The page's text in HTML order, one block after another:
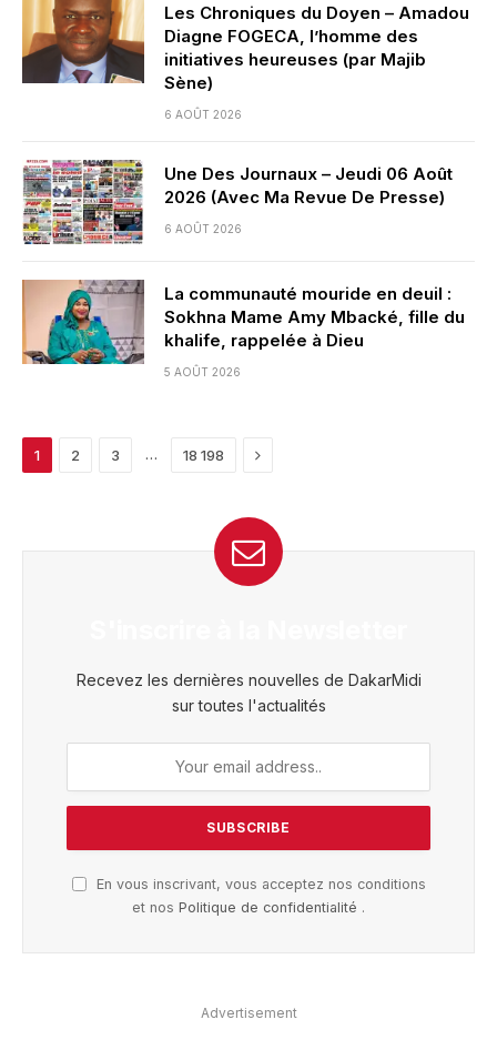
Les Chroniques du Doyen – Amadou
Diagne FOGECA, l’homme des
initiatives heureuses (par Majib
Sène)
6 AOÛT 2026
Une Des Journaux – Jeudi 06 Août
2026 (Avec Ma Revue De Presse)
6 AOÛT 2026
La communauté mouride en deuil :
Sokhna Mame Amy Mbacké, fille du
khalife, rappelée à Dieu
5 AOÛT 2026
1 2 3 … 18 198 Next
Recevez les dernières nouvelles de DakarMidi
sur toutes l'actualités
En vous inscrivant, vous acceptez nos conditions
et nos Politique de confidentialité .
Advertisement